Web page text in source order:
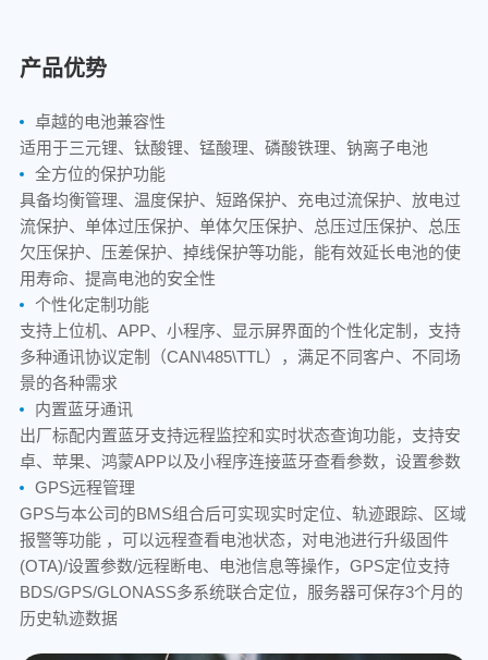
产品优势
卓越的电池兼容性
适用于三元锂、钛酸锂、锰酸理、磷酸铁理、钠离子电池
全方位的保护功能
具备均衡管理、温度保护、短路保护、充电过流保护、放电过
流保护、单体过压保护、单体欠压保护、总压过压保护、总压
欠压保护、压差保护、掉线保护等功能，能有效延长电池的使
用寿命、提高电池的安全性
个性化定制功能
支持上位机、APP、小程序、显示屏界面的个性化定制，支持
多种通讯协议定制（CAN\485\TTL），满足不同客户、不同场
景的各种需求
内置蓝牙通讯
出厂标配内置蓝牙支持远程监控和实时状态查询功能，支持安
卓、苹果、鸿蒙APP以及小程序连接蓝牙查看参数，设置参数
GPS远程管理
GPS与本公司的BMS组合后可实现实时定位、轨迹跟踪、区域
报警等功能 ，可以远程查看电池状态，对电池进行升级固件
(OTA)/设置参数/远程断电、电池信息等操作，GPS定位支持
BDS/GPS/GLONASS多系统联合定位，服务器可保存3个月的
历史轨迹数据